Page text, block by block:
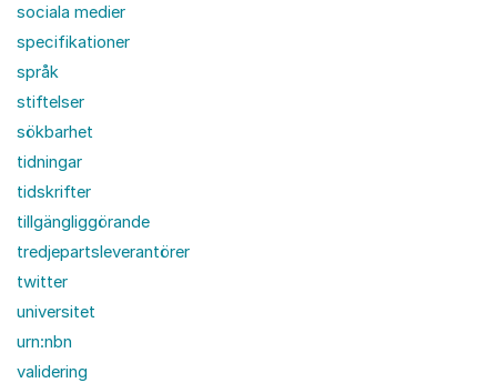
sociala medier
specifikationer
språk
stiftelser
sökbarhet
tidningar
tidskrifter
tillgängliggörande
tredjepartsleverantörer
twitter
universitet
urn:nbn
validering